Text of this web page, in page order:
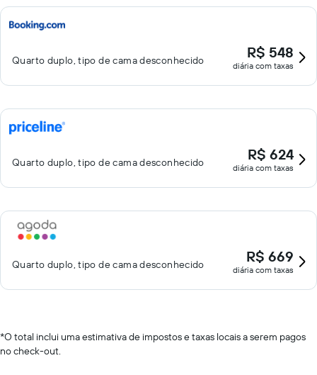
Quarto duplo, tipo de cama desconhecido R$ 548
diária com taxas
Quarto duplo, tipo de cama desconhecido R$ 624
diária com taxas
Quarto duplo, tipo de cama desconhecido R$ 669
diária com taxas
*O total inclui uma estimativa de impostos e taxas locais a serem pagos
no check-out.